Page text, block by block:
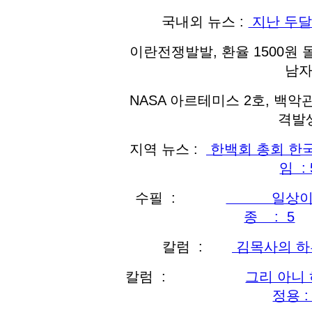
국내외 뉴스 :
지난 두
이란전쟁발발, 환율 1500원
남자
NASA 아르테미스 2호, 백악
격발
지역 뉴스 :
한백회 총회 한
임 :
수필 :
일상이란
종 : 5
칼럼 :
김목사의
칼럼 :
그리
정용